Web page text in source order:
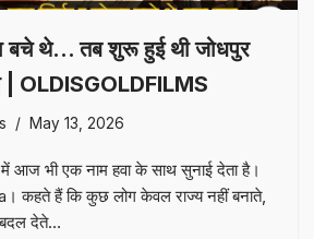
बचे थे… तब शुरू हुई थी जोधपुर
| OLDISGOLDFILMS
May 13, 2026
में आज भी एक नाम हवा के साथ सुनाई देता है।
कहते हैं कि कुछ लोग केवल राज्य नहीं बनाते,
बदल देते…